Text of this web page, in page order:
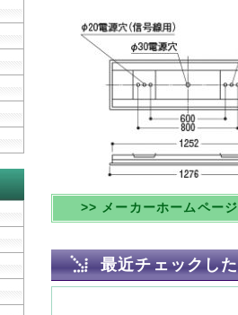
>> メーカーホームペー
最近チェックし